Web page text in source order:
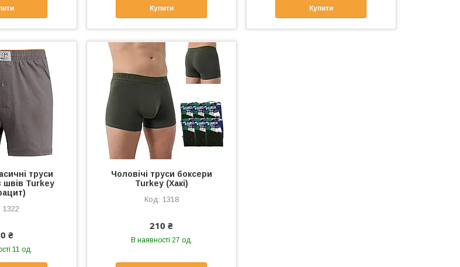
Купити Купити
труси
швів Turkey
1322
₴
11 од.
Чоловічі труси боксери
Turkey (Хакі)
1318
210 ₴
В наявності 27 од.